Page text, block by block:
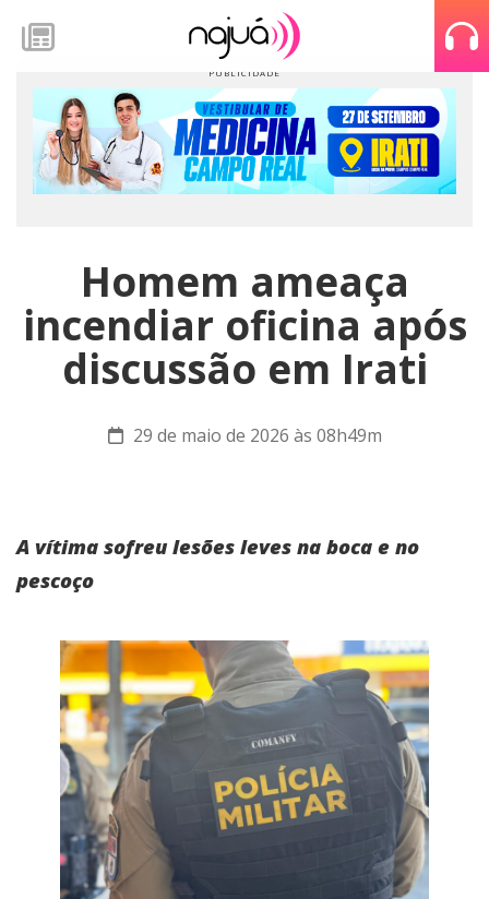
Homem ameaça
incendiar oficina após
discussão em Irati
29 de maio de 2026 às 08h49m
A vítima sofreu lesões leves na boca e no
pescoço